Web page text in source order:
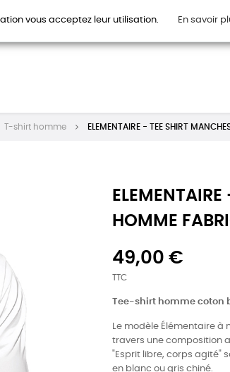
FEMMES
T-shirt homme ELEMENTAIRE - TEE SHIRT
HOMME
49,00 €
TTC
Tee-shirt homme coton
Le modèle Élémentaire
travers une composition
"Esprit libre, corps agité"
en blanc ou gris chiné.
vous acceptez leur utilisation. En savoir